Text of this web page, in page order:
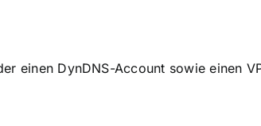
einen DynDNS-Account sowie einen